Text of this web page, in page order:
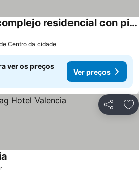
Apartamento en complejo residencial con piscina
Centro da cidade
ver os preços
Ver preços
Partilhar